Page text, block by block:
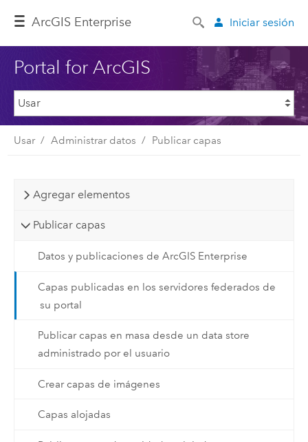
ArcGIS Enterprise Iniciar sesión
Portal for ArcGIS
Usar Administrar datos Publicar capas
Agregar elementos
Publicar capas
Datos y publicaciones de ArcGIS Enterprise
Capas publicadas en los servidores federados de
su portal
Publicar capas en masa desde un data store
administrado por el usuario
Crear capas de imágenes
Capas alojadas